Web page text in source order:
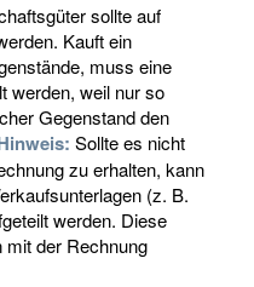
sollte auf
Kauft ein
muss eine
werden, weil nur so
Gegenstand den
Sollte es nicht
zu erhalten, kann
(z. B.
werden. Diese
der Rechnung